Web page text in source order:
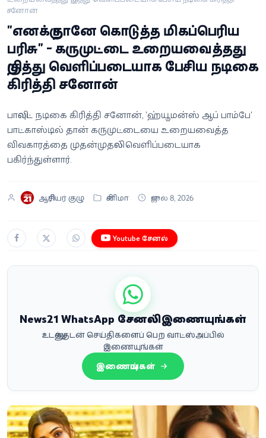
வீடியோ
வணிகம்
கட்டுரை
தமிழ்
சனோன்
"எனக்கு நானே கொடுத்த மிகப்பெரிய
பரிசு" - கருமுட்டை உறையவைத்தது
குறித்து வெளிப்படையாக பேசிய நடிகை
கிரித்தி சனோன்
பாலிவுட் நடிகை கிரித்தி சனோன், 'ஹ்யூமன்ஸ் ஆப் பாம்பே'
பாட்காஸ்டில் தான் கருமுட்டையை உறையவைத்த
விவகாரத்தை முதன்முதலில் வெளிப்படையாக
பகிர்ந்துள்ளார்.
ஆசிரியர் குழு சினிமா ஜுலை 8, 2026
Youtube சேனல்
News21 WhatsApp சேனலில் இணையுங்கள்
உடனுக்குடன் செய்திகளைப் பெற வாட்ஸ்அப்பில்
இணையுங்கள்
இணையுங்கள்